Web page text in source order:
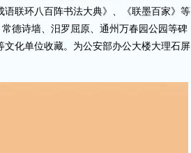
联环八百阵书法大典》、《联墨百家》等
德诗墙、汨罗屈原、通州万春园公园等碑
化单位收藏。为公安部办公大楼大理石屏